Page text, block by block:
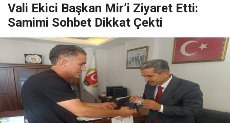
Vali Ekici Başkan Mir’i Ziyaret Etti:
Samimi Sohbet Dikkat Çekti